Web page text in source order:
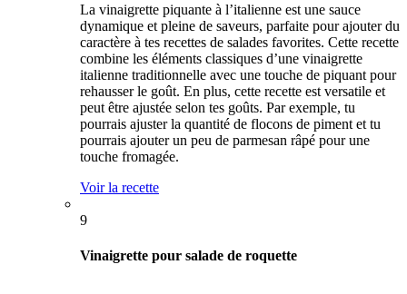
La vinaigrette piquante à l’italienne est une sauce
dynamique et pleine de saveurs, parfaite pour ajouter du
caractère à tes recettes de salades favorites. Cette recette
combine les éléments classiques d’une vinaigrette
italienne traditionnelle avec une touche de piquant pour
rehausser le goût. En plus, cette recette est versatile et
peut être ajustée selon tes goûts. Par exemple, tu
pourrais ajuster la quantité de flocons de piment et tu
pourrais ajouter un peu de parmesan râpé pour une
touche fromagée.
Voir la recette
9
Vinaigrette pour salade de roquette